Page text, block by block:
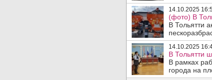
14.10.2025
(фото) В
В Тольятти
14.10.2025
В Тольятти
В рамках
города на